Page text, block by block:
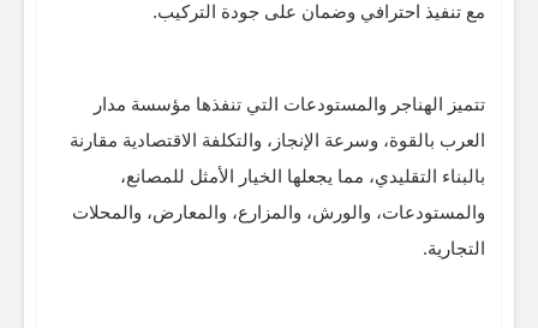
مع تنفيذ احترافي وضمان على جودة التركيب.
تتميز الهناجر والمستودعات التي تنفذها مؤسسة مدار
العرب بالقوة، وسرعة الإنجاز، والتكلفة الاقتصادية مقارنة
بالبناء التقليدي، مما يجعلها الخيار الأمثل للمصانع،
والمستودعات، والورش، والمزارع، والمعارض، والمحلات
التجارية.